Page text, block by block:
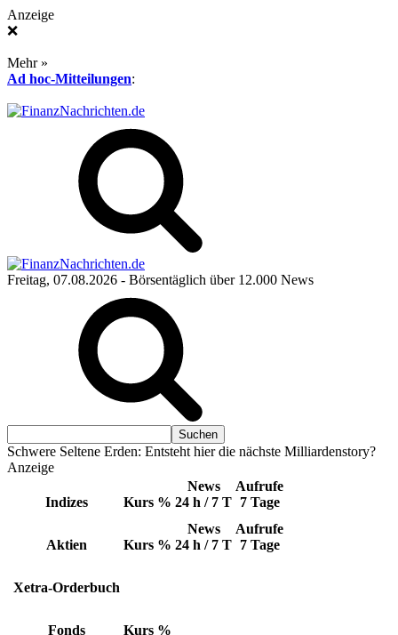
Anzeige
❌
Mehr »
Ad hoc-Mitteilungen:
Freitag, 07.08.2026 - Börsentäglich über 12.000 News
Schwere Seltene Erden: Entsteht hier die nächste Milliardenstory?
Anzeige
Indizes Kurs %
News
24 h / 7 T
Aufrufe
7 Tage
Aktien Kurs %
News
24 h / 7 T
Aufrufe
7 Tage
Xetra-Orderbuch
Fonds Kurs %